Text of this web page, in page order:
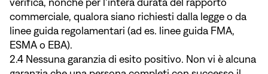
verifica, nonché per l’intera durata del rapporto
commerciale, qualora siano richiesti dalla legge o da
linee guida regolamentari (ad es. linee guida FMA,
ESMA o EBA).
2.4 Nessuna garanzia di esito positivo. Non vi è alcuna